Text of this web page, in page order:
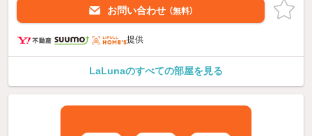
お問い合わせ （無料）
提供
LaLunaのすべての部屋を見る